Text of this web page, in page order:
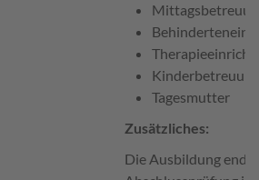
Tagesmutter
Zusätzliches:
Die Ausbildung